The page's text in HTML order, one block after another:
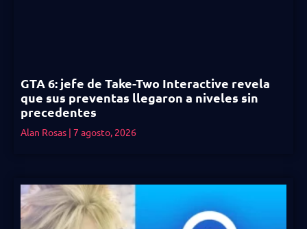
GTA 6: jefe de Take-Two Interactive revela
que sus preventas llegaron a niveles sin
precedentes
Alan Rosas 7 agosto, 2026